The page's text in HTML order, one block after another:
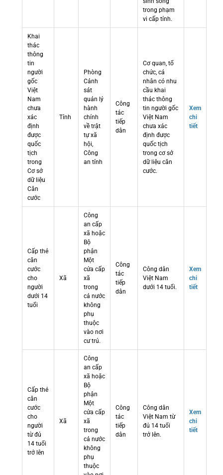
trong phạm
vi cấp tỉnh.
Khai
thác
thông
tin
người
gốc
Việt
Nam
chưa
xác
định
được
quốc
tịch
trong
Cơ sở
dữ liệu
Căn
cước
Tỉnh
Phòng
Cảnh
sát
quản lý
hành
chính
về trật
tự xã
hội,
Công
an tỉnh
Công
tác
tiếp
dân
Cơ quan, tổ
chức, cá
nhân có nhu
cầu khai
thác thông
tin người gốc
Việt Nam
chưa xác
định được
quốc tịch
trong cơ sở
dữ liệu căn
cước.
Xem
chi
tiết
Cấp thẻ
căn
cước
cho
người
dưới 14
tuổi
Xã
Công
an cấp
xã hoặc
Bộ
phận
Một
cửa cấp
xã
trong
cả nước
không
phụ
thuộc
vào nơi
cư trú.
Công
tác
tiếp
dân
Công dân
Việt Nam
dưới 14 tuổi.
Xem
chi
tiết
Cấp thẻ
căn
cước
cho
người
từ đủ
14 tuổi
trở lên
Xã
Công
an cấp
xã hoặc
Bộ
phận
Một
cửa cấp
xã
trong
cả nước
không
phụ
thuộc
Công
tác
tiếp
dân
Công dân
Việt Nam từ
đủ 14 tuổi
trở lên.
Xem
chi
tiết